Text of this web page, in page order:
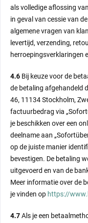
als volledige aflossing
in geval van cessie van
algemene vragen van
levertijd, verzending,
herroepingsverklaringen
4.6 Bij keuze voor de
de betaling afgehandeld
46, 11134 Stockholm,
factuurbedrag via
je beschikken over een
deelname aan
op de juiste manier
bevestigen. De betaling
uitgevoerd en van de
Meer informatie over de
je vinden op https://
4.7Als je een